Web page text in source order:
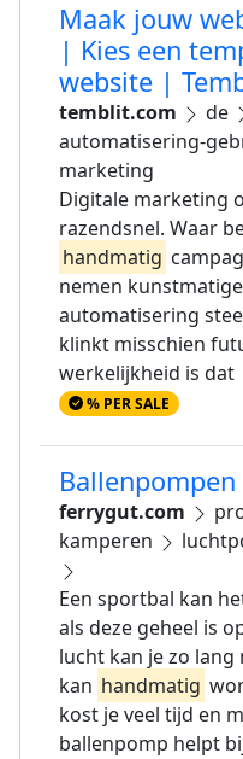
Maak jouw
| Kies een
website |
temblit.com de
automatisering-
marketing
Digitale marketing
razendsnel. Waar
handmatig
nemen
automatisering
klinkt misschien
werkelijkheid is dat
% PER SALE
ferrygut.com
kamperen
Een sportbal kan
als deze geheel is
lucht kan je zo lang
kan handmatig
kost je veel tijd en
ballenpomp helpt